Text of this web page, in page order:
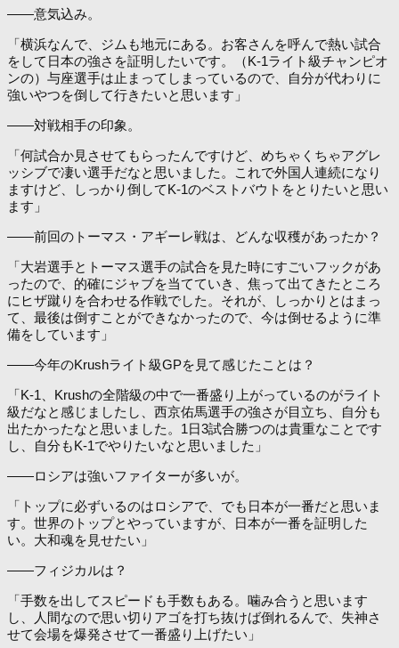
――意気込み。
「横浜なんで、ジムも地元にある。お客さんを呼んで熱い試合
をして日本の強さを証明したいです。（K-1ライト級チャンピオ
ンの）与座選手は止まってしまっているので、自分が代わりに
強いやつを倒して行きたいと思います」
――対戦相手の印象。
「何試合か見させてもらったんですけど、めちゃくちゃアグレ
ッシブで凄い選手だなと思いました。これで外国人連続になり
ますけど、しっかり倒してK-1のベストバウトをとりたいと思い
ます」
――前回のトーマス・アギーレ戦は、どんな収穫があったか？
「大岩選手とトーマス選手の試合を見た時にすごいフックがあ
ったので、的確にジャブを当てていき、焦って出てきたところ
にヒザ蹴りを合わせる作戦でした。それが、しっかりとはまっ
て、最後は倒すことができなかったので、今は倒せるように準
備をしています」
――今年のKrushライト級GPを見て感じたことは？
「K-1、Krushの全階級の中で一番盛り上がっているのがライト
級だなと感じましたし、西京佑馬選手の強さが目立ち、自分も
出たかったなと思いました。1日3試合勝つのは貴重なことです
し、自分もK-1でやりたいなと思いました」
――ロシアは強いファイターが多いが。
「トップに必ずいるのはロシアで、でも日本が一番だと思いま
す。世界のトップとやっていますが、日本が一番を証明した
い。大和魂を見せたい」
――フィジカルは？
「手数を出してスピードも手数もある。噛み合うと思います
し、人間なので思い切りアゴを打ち抜けば倒れるんで、失神さ
せて会場を爆発させて一番盛り上げたい」